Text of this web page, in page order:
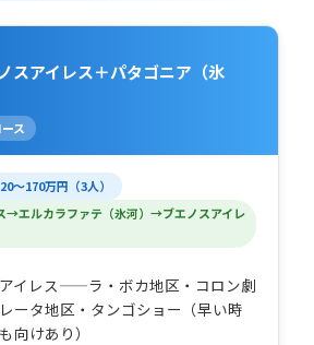
アイレス＋パタゴニア（氷
ス
〜170万円（3人）
→エルカラファテ（氷河）→ブエノスアイレ
イレス——ラ・ボカ地区・コロン劇
ータ地区・タンゴショー（早い時
向けあり）